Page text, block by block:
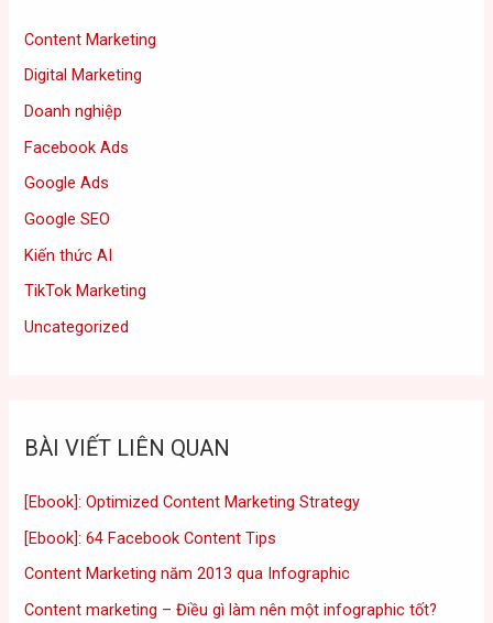
Content Marketing
Digital Marketing
Doanh nghiệp
Facebook Ads
Google Ads
Google SEO
Kiến thức AI
TikTok Marketing
Uncategorized
BÀI VIẾT LIÊN QUAN
[Ebook]: Optimized Content Marketing Strategy
[Ebook]: 64 Facebook Content Tips
Content Marketing năm 2013 qua Infographic
Content marketing – Điều gì làm nên một infographic tốt?